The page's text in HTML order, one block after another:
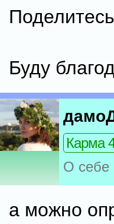
Буду
Карма
О себе
а можно